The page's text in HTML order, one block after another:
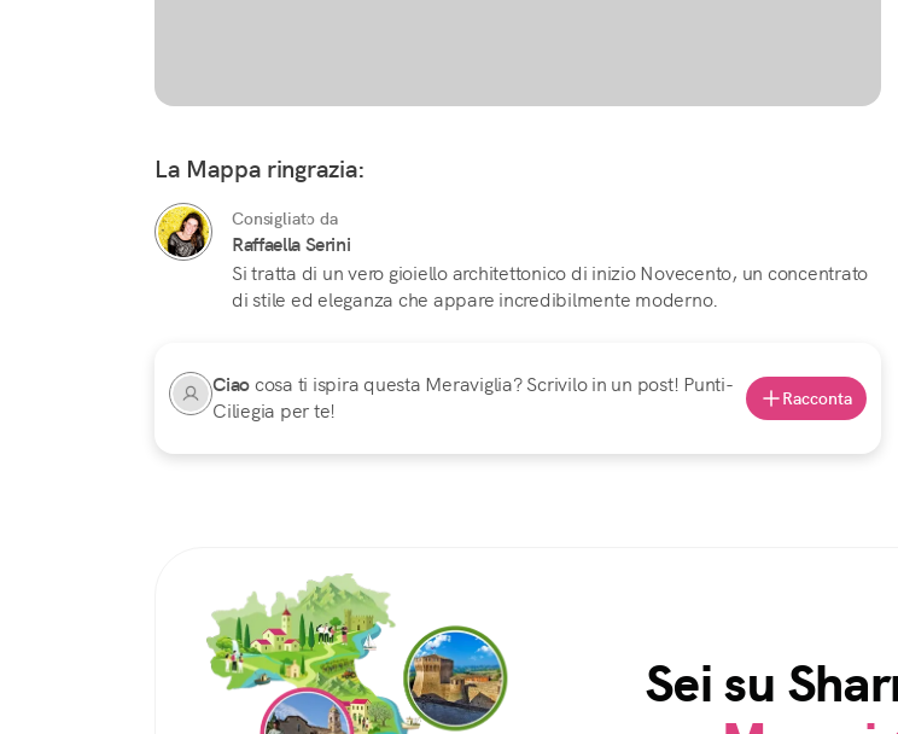
La Mappa ringrazia:
Consigliato da
Raffaella Serini
Si tratta di un vero gioiello architettonico di inizio Novecento, un concentrato
di stile ed eleganza che appare incredibilmente moderno.
Ciaocosa ti ispira questa Meraviglia? Scrivilo in un post! Punti-
Ciliegia per te!
Racconta
Sei su